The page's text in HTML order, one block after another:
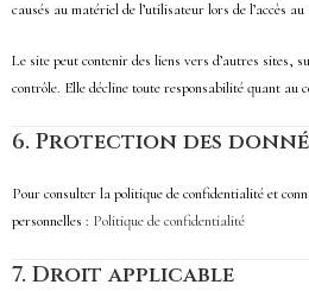
causés au matériel de l’utilisateur lors de l’accès au
Le site peut contenir des liens vers d’autres sites,
contrôle. Elle décline toute responsabilité quant au
6. Protection des
Pour consulter la politique de confidentialité et
personnelles : Politique de confidentialité
7. Droit applicable